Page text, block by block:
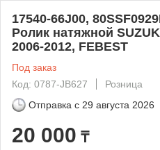
17540-66J00,
Ролик натяжной
2006-2012, FEBEST
Под заказ
Код: 0787-JB627
Розница
Отправка с 29 августа 2026
20 000 ₸